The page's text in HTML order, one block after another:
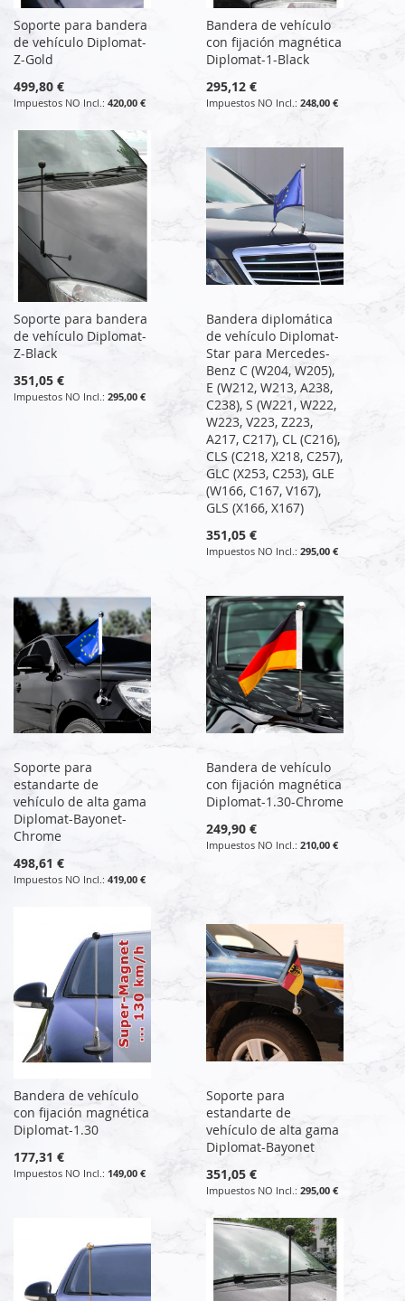
Soporte para bandera
de vehículo Diplomat-
Z-Gold
499,80 €
420,00 €
Bandera de vehículo
con fijación magnética
Diplomat-1-Black
295,12 €
248,00 €
Soporte para bandera
de vehículo Diplomat-
Z-Black
351,05 €
295,00 €
Bandera diplomática
de vehículo Diplomat-
Star para Mercedes-
Benz C (W204, W205),
E (W212, W213, A238,
C238), S (W221, W222,
W223, V223, Z223,
A217, C217), CL (C216),
CLS (C218, X218, C257),
GLC (X253, C253), GLE
(W166, C167, V167),
GLS (X166, X167)
351,05 €
295,00 €
Soporte para
estandarte de
vehículo de alta gama
Diplomat-Bayonet-
Chrome
498,61 €
419,00 €
Bandera de vehículo
con fijación magnética
Diplomat-1.30-Chrome
249,90 €
210,00 €
Bandera de vehículo
con fijación magnética
Diplomat-1.30
177,31 €
149,00 €
Soporte para
estandarte de
vehículo de alta gama
Diplomat-Bayonet
351,05 €
295,00 €